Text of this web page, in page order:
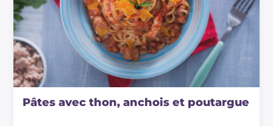
Pâtes avec thon, anchois et poutargue